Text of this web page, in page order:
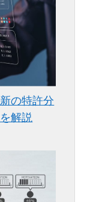
の特許分
解説